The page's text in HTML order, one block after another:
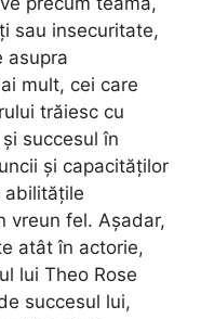
sau insecuritate,
asupra
mult, cei care
trăiesc cu
succesul în
și capacităților
abilitățile
vreun fel. Așadar,
atât în actorie,
lui Theo Rose
succesul lui,